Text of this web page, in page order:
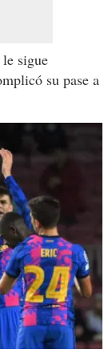
sigue
su pase a